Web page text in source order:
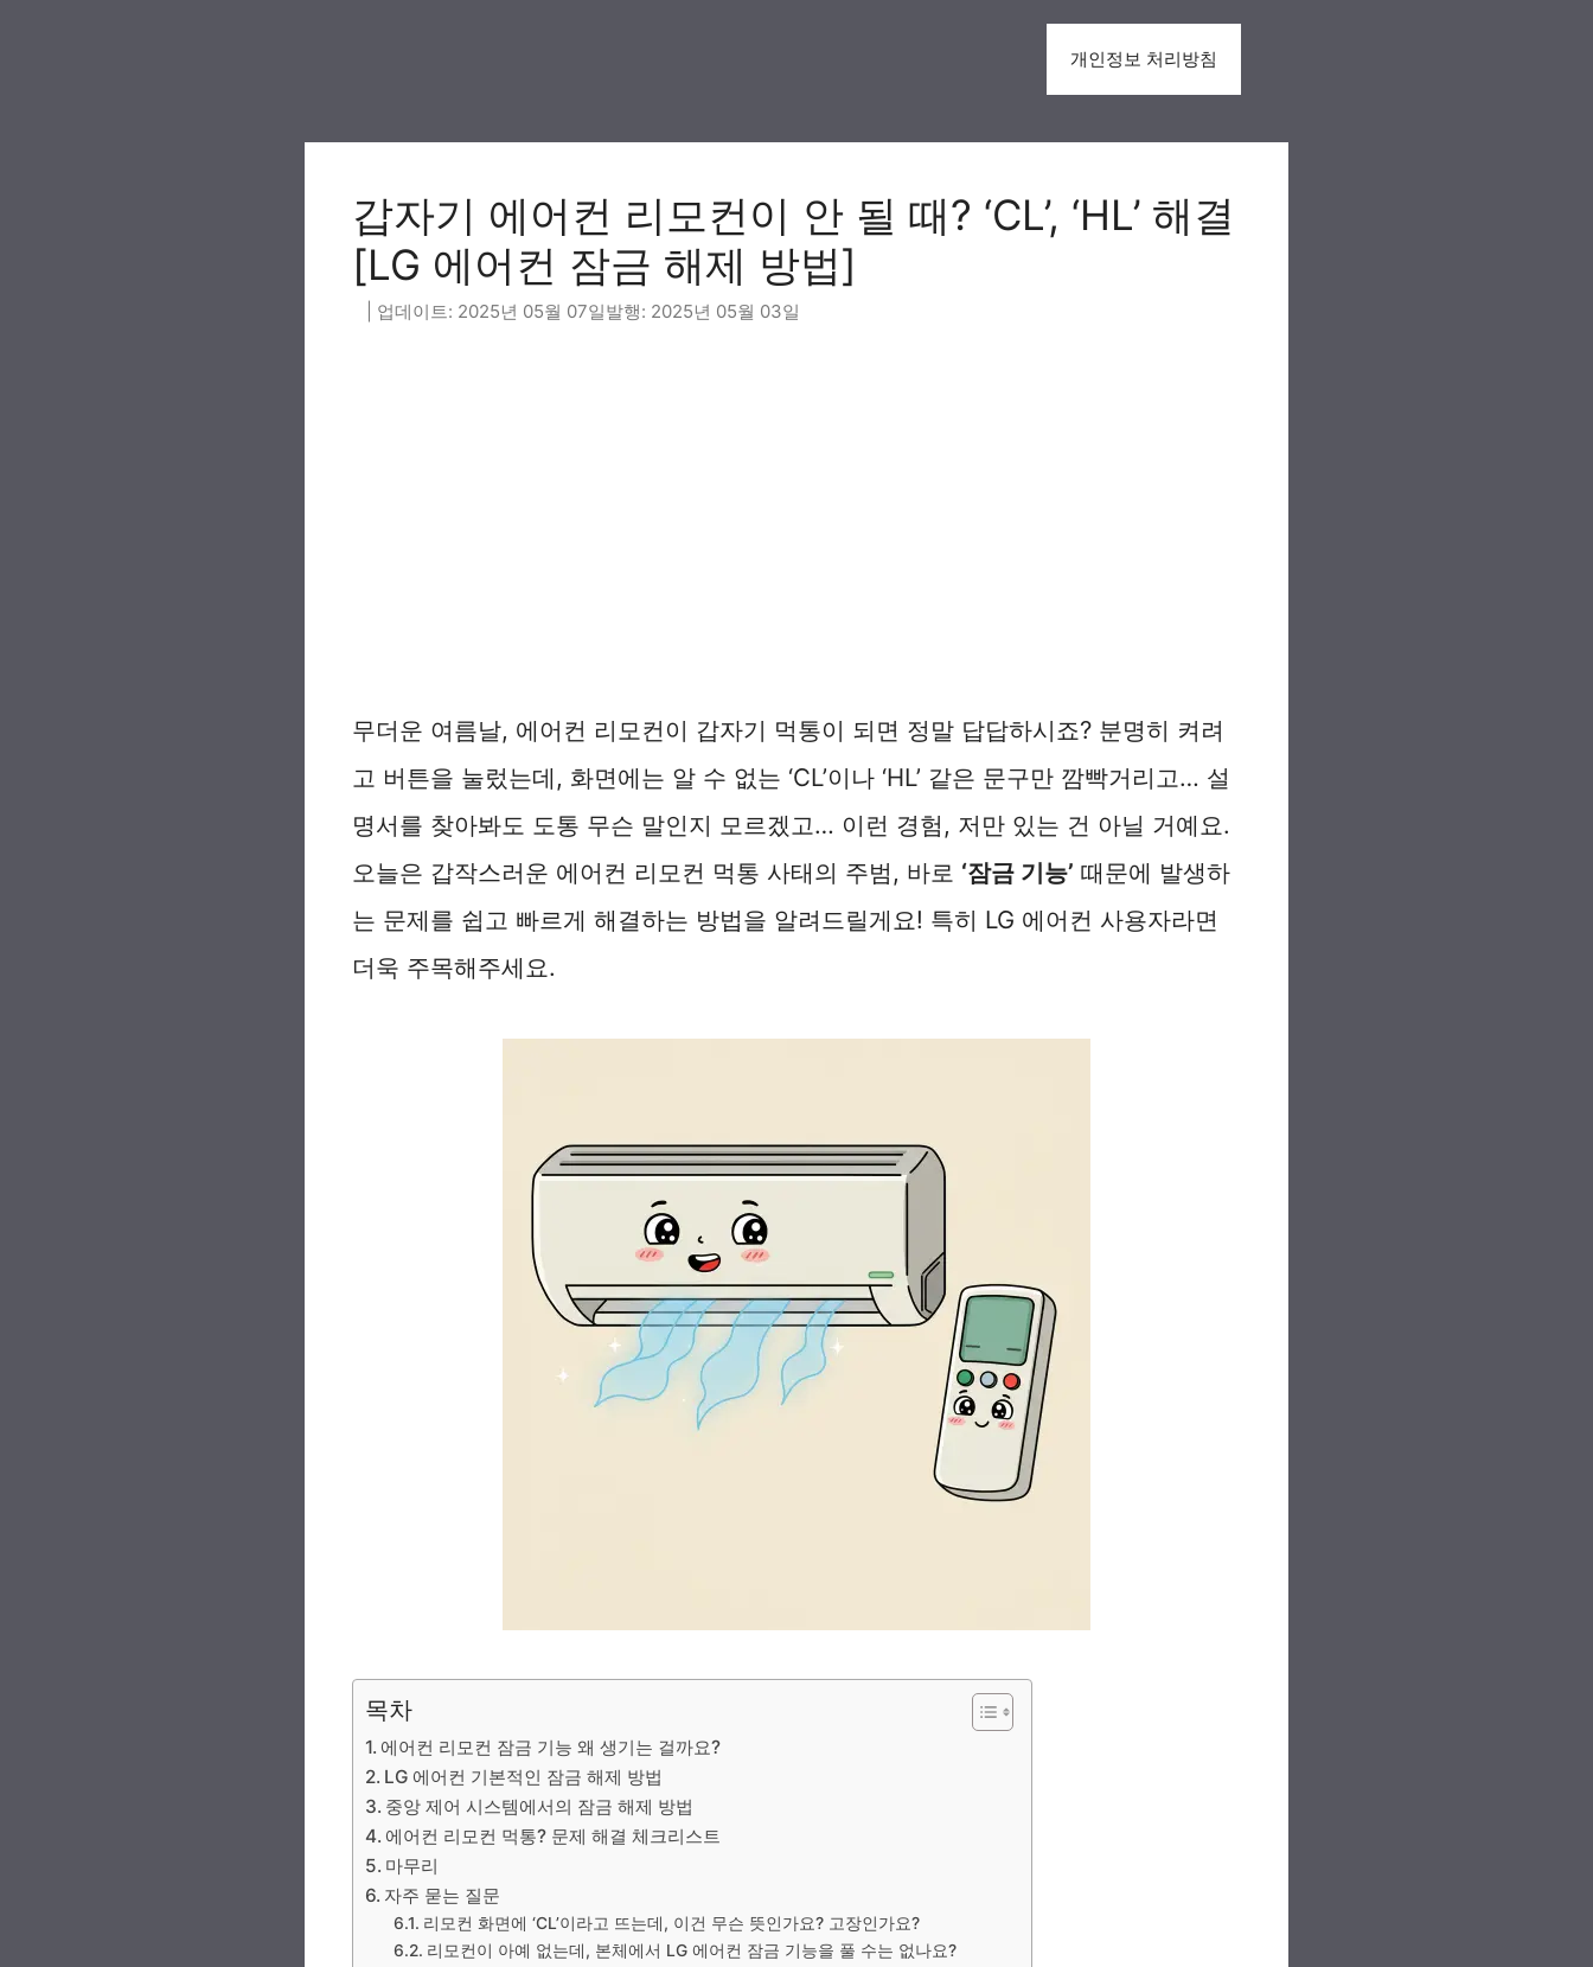
개인정보 처리방침
갑자기 에어컨 리모컨이 안 될 때? ‘CL’, ‘HL’ 해결
[LG 에어컨 잠금 해제 방법]
2025년 05월 07일 2025년 05월 03일
무더운 여름날, 에어컨 리모컨이 갑자기 먹통이 되면 정말 답답하시죠? 분명히 켜려
고 버튼을 눌렀는데, 화면에는 알 수 없는 ‘CL’이나 ‘HL’ 같은 문구만 깜빡거리고… 설
명서를 찾아봐도 도통 무슨 말인지 모르겠고… 이런 경험, 저만 있는 건 아닐 거예요.
오늘은 갑작스러운 에어컨 리모컨 먹통 사태의 주범, 바로 ‘잠금 기능’ 때문에 발생하
는 문제를 쉽고 빠르게 해결하는 방법을 알려드릴게요! 특히 LG 에어컨 사용자라면
더욱 주목해주세요.
목차
에어컨 리모컨 잠금 기능 왜 생기는 걸까요?
LG 에어컨 기본적인 잠금 해제 방법
중앙 제어 시스템에서의 잠금 해제 방법
에어컨 리모컨 먹통? 문제 해결 체크리스트
마무리
자주 묻는 질문
리모컨 화면에 ‘CL’이라고 뜨는데, 이건 무슨 뜻인가요? 고장인가요?
리모컨이 아예 없는데, 본체에서 LG 에어컨 잠금 기능을 풀 수는 없나요?